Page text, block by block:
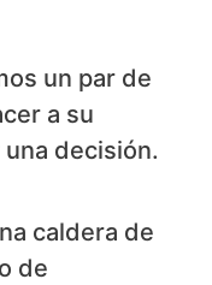
un par de
a su
decisión.
caldera de
de